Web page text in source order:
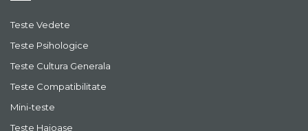
Teste Vedete
Teste Psihologice
Teste Cultura Generala
Teste Compatibilitate
Mini-teste
Teste Haioase